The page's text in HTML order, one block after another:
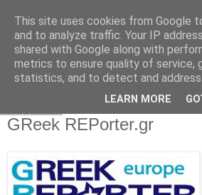
GReek REPorter.gr
This site uses cookies from Google
and to analyze traffic. Your IP
shared with Google along with
metrics to ensure quality of service,
statistics, and to detect and address
LEARN MORE